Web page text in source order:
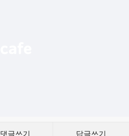
댓글쓰기 답글쓰기